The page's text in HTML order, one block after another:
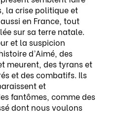
la crise politique et
en France, tout
sur sa terre natale.
et la suspicion
d’Aimé, des
meurent, des tyrans et
et des combatifs. Ils
et
fantômes, comme des
dont nous voulons